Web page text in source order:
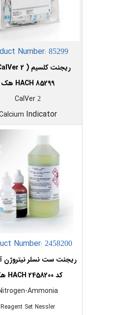
Number: 85299
85299 HACH هک
CalVer 2
Indicator
Number: 2458200
ریجنت ست نسلر نیتروژن
کد 2458200 HACH هک
Ammonia
Reagent Set Nessler